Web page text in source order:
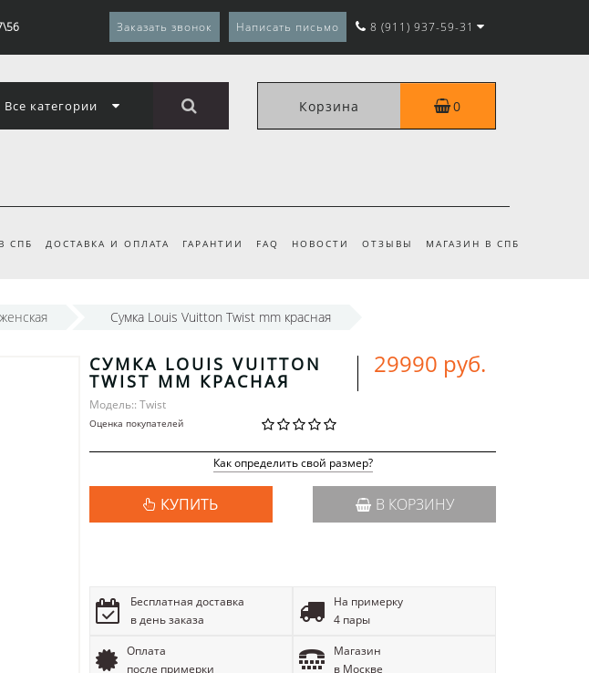
Заказать звонок Написать письмо 8 (911) 937-59-31
Все категории Корзина 0
СПБ ДОСТАВКА И ОПЛАТА ГАРАНТИИ FAQ НОВОСТИ ОТЗЫВЫ МАГАЗИН В СПБ
Сумка Louis Vuitton Twist mm красная
СУМКА LOUIS VUITTON
TWIST MM КРАСНАЯ
Модель:: Twist
Оценка покупателей
29990 руб.
Как определить свой размер?
КУПИТЬ В КОРЗИНУ
Бесплатная доставка
в день заказа
На примерку
4 пары
Оплата
после примерки
Магазин
в Москве